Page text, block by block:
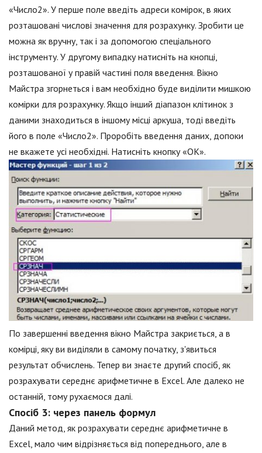
«Число2». У перше поле введіть адреси комірок, в яких
розташовані числові значення для розрахунку. Зробити це
можна як вручну, так і за допомогою спеціального
інструменту. У другому випадку натисніть на кнопці,
розташованої у правій частині поля введення. Вікно
Майстра згорнеться і вам необхідно буде виділити мишкою
комірки для розрахунку. Якщо інший діапазон клітинок з
даними знаходиться в іншому місці аркуша, тоді введіть
його в поле «Число2». Проробіть введення даних, допоки
не вкажете усі необхідні. Натисніть кнопку «ОК».
По завершенні введення вікно Майстра закриється, а в
комірці, яку ви виділяли в самому початку, з'явиться
результат обчислень. Тепер ви знаєте другий спосіб, як
розрахувати середнє арифметичне в Excel. Але далеко не
останній, тому рухаємося далі.
Спосіб 3: через панель формул
Даний метод, як розрахувати середнє арифметичне в
Excel, мало чим відрізняється від попереднього, але в